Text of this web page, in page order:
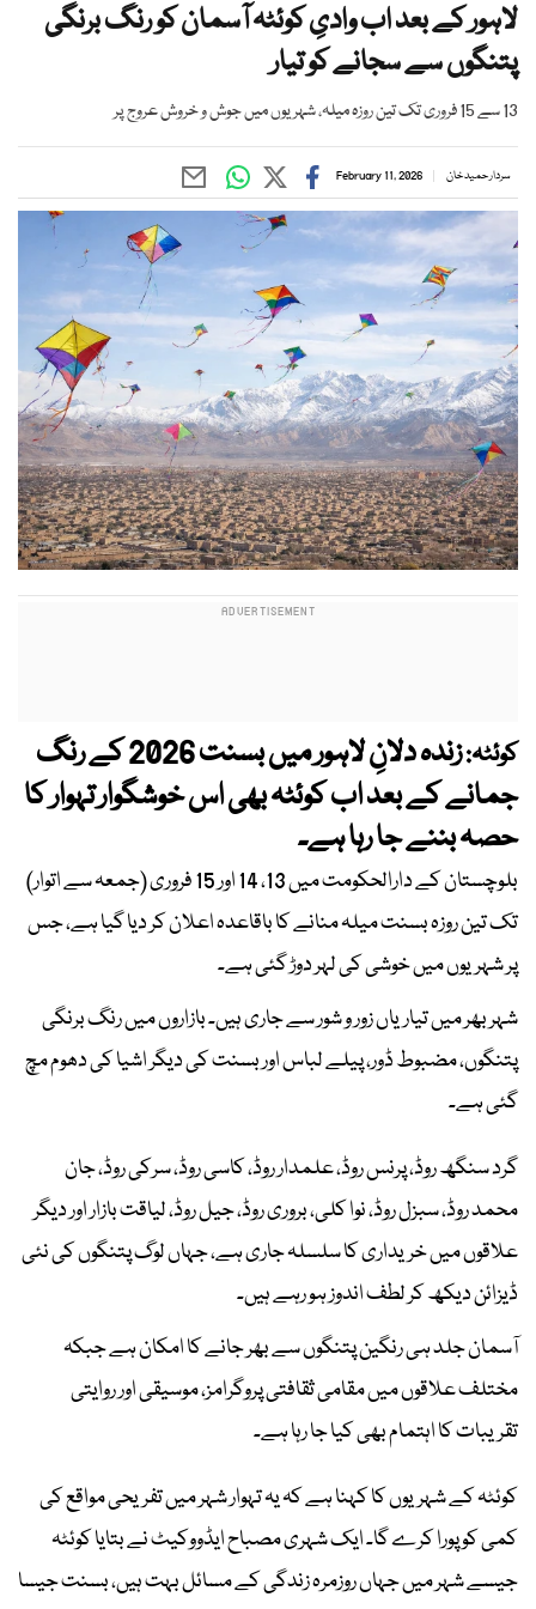
لاہور کے بعد اب وادیِ کوئٹہ آسمان کو رنگ برنگی
پتنگوں سے سجانے کو تیار
13 سے 15 فروری تک تین روزہ میلہ، شہریوں میں جوش و خروش عروج پر
سردار حمید خان February 11, 2026
کوئٹہ:
زندہ دلانِ لاہور میں بسنت 2026 کے رنگ
جمانے کے بعد اب کوئٹہ بھی اس خوشگوار تہوار کا
حصہ بننے جا رہا ہے۔
بلوچستان کے دارالحکومت میں 13، 14 اور 15 فروری (جمعہ سے اتوار)
تک تین روزہ بسنت میلہ منانے کا باقاعدہ اعلان کر دیا گیا ہے، جس
پر شہریوں میں خوشی کی لہر دوڑ گئی ہے۔
شہر بھر میں تیاریاں زور و شور سے جاری ہیں۔ بازاروں میں رنگ برنگی
پتنگوں، مضبوط ڈور، پیلے لباس اور بسنت کی دیگر اشیا کی دھوم مچ
گئی ہے۔
گرد سنگھ روڈ، پرنس روڈ، علمدار روڈ، کاسی روڈ، سرکی روڈ، جان
محمد روڈ، سبزل روڈ، نوا کلی، بروری روڈ، جیل روڈ، لیاقت بازار اور دیگر
علاقوں میں خریداری کا سلسلہ جاری ہے، جہاں لوگ پتنگوں کی نئی
ڈیزائن دیکھ کر لطف اندوز ہو رہے ہیں۔
آسمان جلد ہی رنگین پتنگوں سے بھر جانے کا امکان ہے جبکہ
مختلف علاقوں میں مقامی ثقافتی پروگرامز، موسیقی اور روایتی
تقریبات کا اہتمام بھی کیا جا رہا ہے۔
کوئٹہ کے شہریوں کا کہنا ہے کہ یہ تہوار شہر میں تفریحی مواقع کی
کمی کو پورا کرے گا۔ ایک شہری مصباح ایڈووکیٹ نے بتایا کوئٹہ
جیسے شہر میں جہاں روزمرہ زندگی کے مسائل بہت ہیں، بسنت جیسا